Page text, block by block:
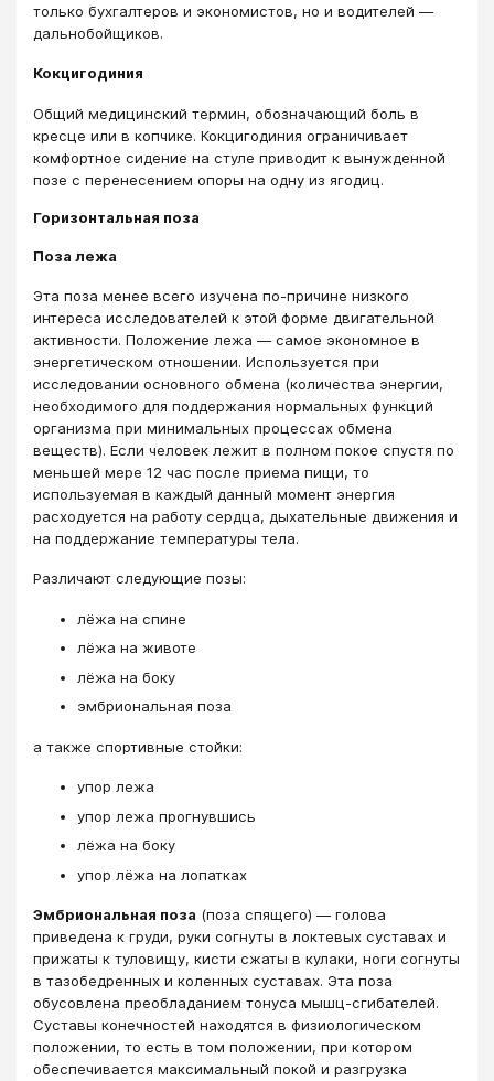
только бухгалтеров и экономистов, но и водителей —
дальнобойщиков.
Кокцигодиния
Общий медицинский термин, обозначающий боль в
кресце или в копчике. Кокцигодиния ограничивает
комфортное сидение на стуле приводит к вынужденной
позе с перенесением опоры на одну из ягодиц.
Горизонтальная поза
Поза лежа
Эта поза менее всего изучена по-причине низкого
интереса исследователей к этой форме двигательной
активности. Положение лежа — самое экономное в
энергетическом отношении. Используется при
исследовании основного обмена (количества энергии,
необходимого для поддержания нормальных функций
организма при минимальных процессах обмена
веществ). Если человек лежит в полном покое спустя по
меньшей мере 12 час после приема пищи, то
используемая в каждый данный момент энергия
расходуется на работу сердца, дыхательные движения и
на поддержание температуры тела.
Различают следующие позы:
лёжа на спине
лёжа на животе
лёжа на боку
эмбриональная поза
а также спортивные стойки:
упор лежа
упор лежа прогнувшись
лёжа на боку
упор лёжа на лопатках
Эмбриональная поза (поза спящего) — голова
приведена к груди, руки согнуты в локтевых суставах и
прижаты к туловищу, кисти сжаты в кулаки, ноги согнуты
в тазобедренных и коленных суставах. Эта поза
обусовлена преобладанием тонуса мышц-сгибателей.
Суставы конечностей находятся в физиологическом
положении, то есть в том положении, при котором
обеспечивается максимальный покой и разгрузка